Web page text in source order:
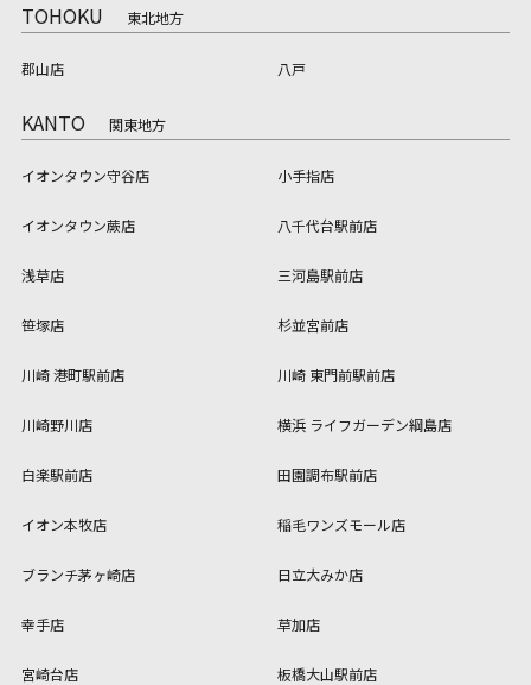
TOHOKU 東北地方
郡山店 八戸
KANTO 関東地方
イオンタウン守谷店 小手指店
イオンタウン蕨店 八千代台駅前店
浅草店 三河島駅前店
笹塚店 杉並宮前店
川崎 港町駅前店 川崎 東門前駅前店
川崎野川店 横浜 ライフガーデン綱島店
白楽駅前店 田園調布駅前店
イオン本牧店 稲毛ワンズモール店
ブランチ茅ヶ崎店 日立大みか店
幸手店 草加店
宮崎台店 板橋大山駅前店